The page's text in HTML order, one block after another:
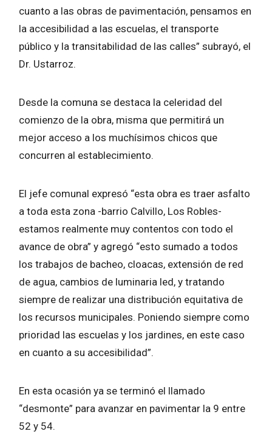
cuanto a las obras de pavimentación, pensamos en
la accesibilidad a las escuelas, el transporte
público y la transitabilidad de las calles” subrayó, el
Dr. Ustarroz.
Desde la comuna se destaca la celeridad del
comienzo de la obra, misma que permitirá un
mejor acceso a los muchísimos chicos que
concurren al establecimiento.
El jefe comunal expresó “esta obra es traer asfalto
a toda esta zona -barrio Calvillo, Los Robles-
estamos realmente muy contentos con todo el
avance de obra” y agregó “esto sumado a todos
los trabajos de bacheo, cloacas, extensión de red
de agua, cambios de luminaria led, y tratando
siempre de realizar una distribución equitativa de
los recursos municipales. Poniendo siempre como
prioridad las escuelas y los jardines, en este caso
en cuanto a su accesibilidad”.
En esta ocasión ya se terminó el llamado
“desmonte” para avanzar en pavimentar la 9 entre
52 y 54.